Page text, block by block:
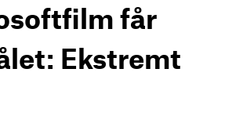
får
Ekstremt